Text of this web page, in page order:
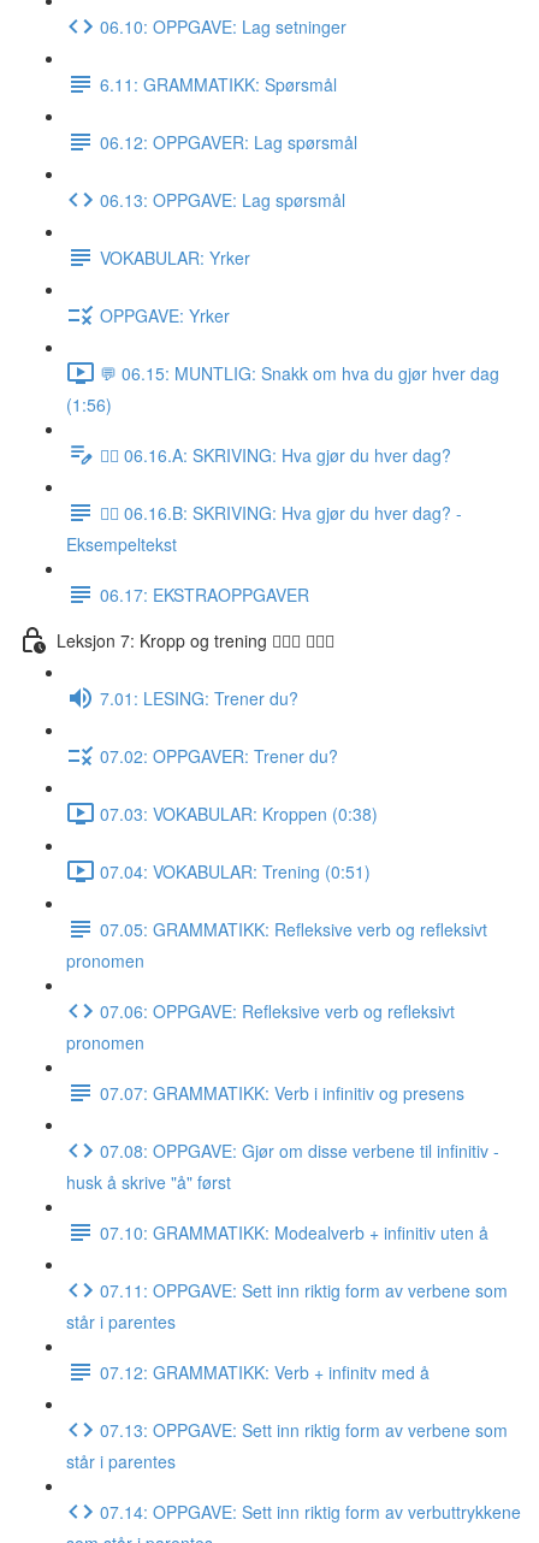
06.10: OPPGAVE: Lag setninger
6.11: GRAMMATIKK: Spørsmål
06.12: OPPGAVER: Lag spørsmål
06.13: OPPGAVE: Lag spørsmål
VOKABULAR: Yrker
OPPGAVE: Yrker
💬 06.15: MUNTLIG: Snakk om hva du gjør hver dag
(1:56)
✍🏼 06.16.A: SKRIVING: Hva gjør du hver dag?
✍🏼 06.16.B: SKRIVING: Hva gjør du hver dag? -
Eksempeltekst
06.17: EKSTRAOPPGAVER
Leksjon 7: Kropp og trening 🚶🏼‍♀️ 🏋🏽‍♀️
7.01: LESING: Trener du?
07.02: OPPGAVER: Trener du?
07.03: VOKABULAR: Kroppen (0:38)
07.04: VOKABULAR: Trening (0:51)
07.05: GRAMMATIKK: Refleksive verb og refleksivt
pronomen
07.06: OPPGAVE: Refleksive verb og refleksivt
pronomen
07.07: GRAMMATIKK: Verb i infinitiv og presens
07.08: OPPGAVE: Gjør om disse verbene til infinitiv -
husk å skrive "å" først
07.10: GRAMMATIKK: Modealverb + infinitiv uten å
07.11: OPPGAVE: Sett inn riktig form av verbene som
står i parentes
07.12: GRAMMATIKK: Verb + infinitv med å
07.13: OPPGAVE: Sett inn riktig form av verbene som
står i parentes
07.14: OPPGAVE: Sett inn riktig form av verbuttrykkene